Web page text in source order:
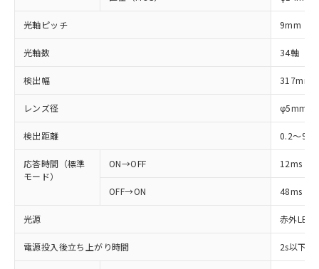
光軸ピッチ 9mm
光軸数 34軸
検出幅 317mm
レンズ径 φ5mm
検出距離 0.2～9m
応答時間（標準
モード）
ON→OFF 12ms
OFF→ON 48ms
光源 赤外LED
電源投入後立ち上がり時間 2s以下(